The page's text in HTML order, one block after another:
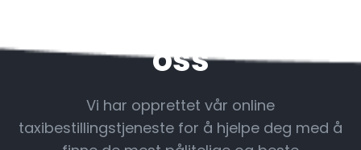
oss
Vi har opprettet vår online
taxibestillingstjeneste for å hjelpe deg med å